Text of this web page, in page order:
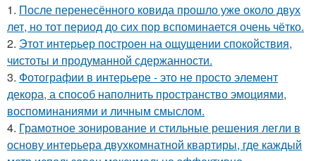
1. После перенесённого ковида прошло уже около двух
лет, но тот период до сих пор вспоминается очень чётко.
2. Этот интерьер построен на ощущении спокойствия,
чистоты и продуманной сдержанности.
3. Фотографии в интерьере - это не просто элемент
декора, а способ наполнить пространство эмоциями,
воспоминаниями и личным смыслом.
4. Грамотное зонирование и стильные решения легли в
основу интерьера двухкомнатной квартиры, где каждый